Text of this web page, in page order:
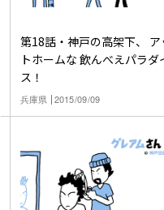
第18話・神戸の高架下、 ア
トホームな 飲んべえパラダ
ス！
兵庫県 2015/09/09